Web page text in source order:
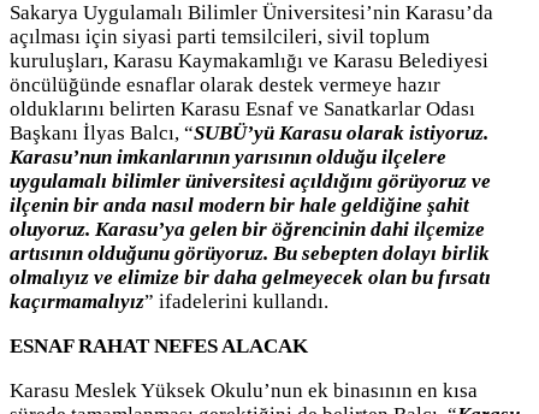
Sakarya Uygulamalı Bilimler Üniversitesi’nin Karasu’da
açılması için siyasi parti temsilcileri, sivil toplum
kuruluşları, Karasu Kaymakamlığı ve Karasu Belediyesi
öncülüğünde esnaflar olarak destek vermeye hazır
olduklarını belirten Karasu Esnaf ve Sanatkarlar Odası
Başkanı İlyas Balcı, “SUBÜ’yü Karasu olarak istiyoruz.
Karasu’nun imkanlarının yarısının olduğu ilçelere
uygulamalı bilimler üniversitesi açıldığını görüyoruz ve
ilçenin bir anda nasıl modern bir hale geldiğine şahit
oluyoruz. Karasu’ya gelen bir öğrencinin dahi ilçemize
artısının olduğunu görüyoruz. Bu sebepten dolayı birlik
olmalıyız ve elimize bir daha gelmeyecek olan bu fırsatı
kaçırmamalıyız” ifadelerini kullandı.
ESNAF RAHAT NEFES ALACAK
Karasu Meslek Yüksek Okulu’nun ek binasının en kısa